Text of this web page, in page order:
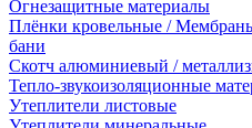
Огнезащитные материалы
Плёнки кровельные /
бани
Скотч алюминиевый /
Тепло-звукоизоляционные
Утеплители листовые